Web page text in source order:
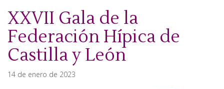
XXVII Gala de la
Federación Hípica de
Castilla y León
14 de enero de 2023